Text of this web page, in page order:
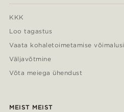
KKK
Loo tagastus
Vaata kohaletoimetamise võimalusi
Väljavõtmine
Võta meiega ühendust
MEIST MEIST